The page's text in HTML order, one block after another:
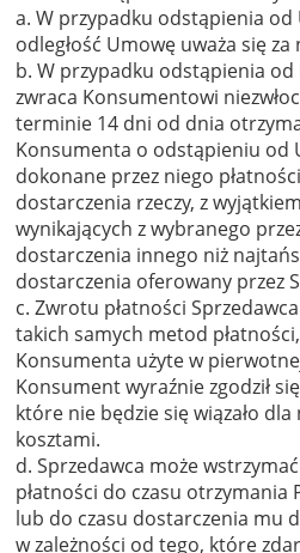
a. W przypadku odstąpienia od
odległość Umowę uważa się za
b. W przypadku odstąpienia od
zwraca Konsumentowi
terminie 14 dni od dnia
Konsumenta o odstąpieniu od
dokonane przez niego
dostarczenia rzeczy, z
wynikających z wybranego
dostarczenia innego niż
dostarczenia oferowany przez
c. Zwrotu płatności
takich samych metod
Konsumenta użyte w
Konsument wyraźnie zgodził
które nie będzie się wiązało
kosztami.
d. Sprzedawca może
płatności do czasu
lub do czasu dostarczenia mu
w zależności od tego, które